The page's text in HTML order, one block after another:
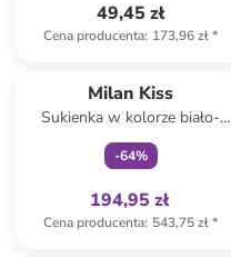
49,45 zł
Cena producenta: 173,96 zł*
Milan Kiss
Sukienka w kolorze biało-
zielono-żółtym
-64%
194,95 zł
Cena producenta: 543,75 zł*